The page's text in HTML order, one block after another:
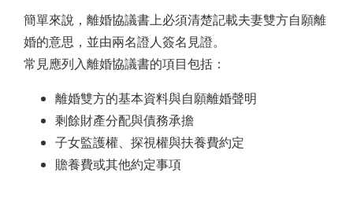
簡單來說，離婚協議書上必須清楚記載夫妻雙方自願離
婚的意思，並由兩名證人簽名見證。
常見應列入離婚協議書的項目包括：
離婚雙方的基本資料與自願離婚聲明
剩餘財產分配與債務承擔
子女監護權、探視權與扶養費約定
贍養費或其他約定事項